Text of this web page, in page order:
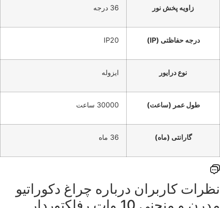
زاویه پخش نور 36 درجه
درجه حفاظتی (IP) IP20
نوع درایور ایزوله
طول عمر (ساعت) 30000 ساعت
گارانتی (ماه) 36 ماه
نظرات کاربران درباره ‌چراغ دکوراتیو